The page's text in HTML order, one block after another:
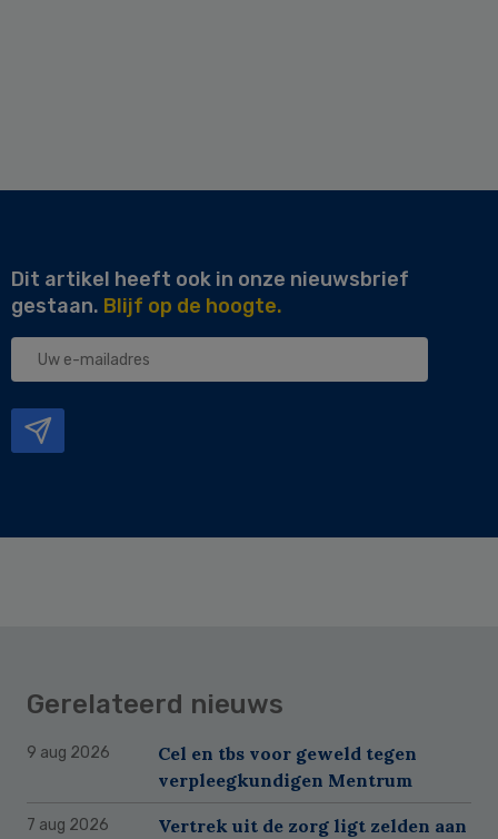
Dit artikel heeft ook in onze nieuwsbrief
gestaan. Blijf op de hoogte.
Uw
Gerelateerd nieuws
9 aug 2026
Cel en tbs voor geweld tegen
verpleegkundigen Mentrum
7 aug 2026
Vertrek uit de zorg ligt zelden aan